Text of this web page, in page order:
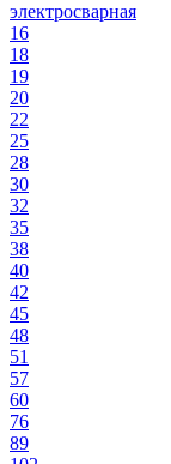
электросварная
16
18
19
20
22
25
28
30
32
35
38
40
42
45
48
51
57
60
76
89